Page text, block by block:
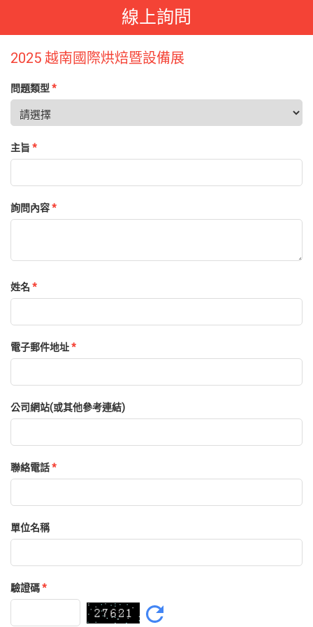
線上詢問
2025 越南國際烘焙暨設備展
問題類型 *
主旨 *
詢問內容*
姓名 *
電子郵件地址*
公司網站(或其他參考連結)
聯絡電話*
單位名稱
驗證碼*